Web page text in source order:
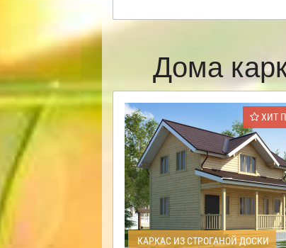
Дома
ХИТ
КАРКАС ИЗ СТРОГАНОЙ ДОСКИ